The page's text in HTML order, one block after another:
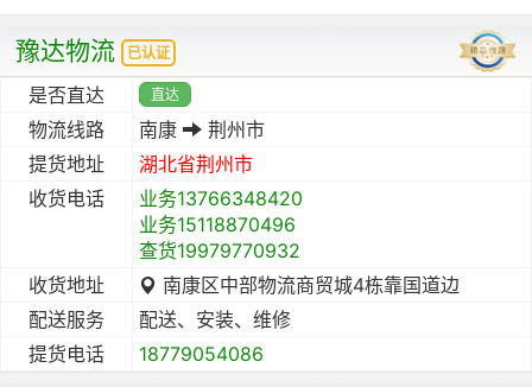
豫达物流 已认证
是否直达 直达
物流线路 南康
荆州市
提货地址
湖北省荆州市
收货电话
业务13766348420
业务15118870496
查货19979770932
收货地址
南康区中部物流商贸城4栋靠国道边
配送服务
配送、安装、维修
提货电话
18779054086